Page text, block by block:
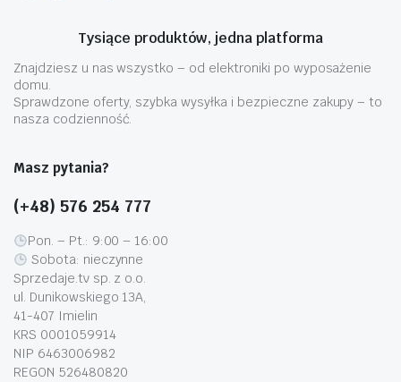
Tysiące produktów, jedna platforma
Znajdziesz u nas wszystko – od elektroniki po wyposażenie
domu.
Sprawdzone oferty, szybka wysyłka i bezpieczne zakupy – to
nasza codzienność.
Masz pytania?
(+48) 576 254 777
Pon. – Pt.: 9:00 – 16:00
Sobota: nieczynne
Sprzedaje.tv sp. z o.o.
ul. Dunikowskiego 13A,
41-407 Imielin
KRS 0001059914
NIP 6463006982
REGON 526480820